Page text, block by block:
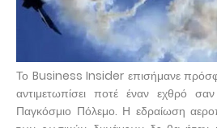
Το Business Insider επισήμανε
αντιμετωπίσει ποτέ έναν εχθρό
Παγκόσμιο Πόλεμο. Η εδραίωση